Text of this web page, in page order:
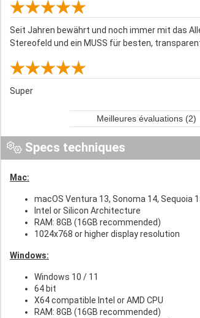
Seit Jahren bewährt und noch immer mit das
Stereofeld und ein MUSS für besten,
Super
Meilleures évaluations (2)
Specs techniques
Mac:
macOS Ventura 13, Sonoma 14, Sequoia
Intel or Silicon Architecture
RAM: 8GB (16GB recommended)
1024x768 or higher display resolution
Windows:
Windows 10 / 11
64 bit
X64 compatible Intel or AMD CPU
RAM: 8GB (16GB recommended)